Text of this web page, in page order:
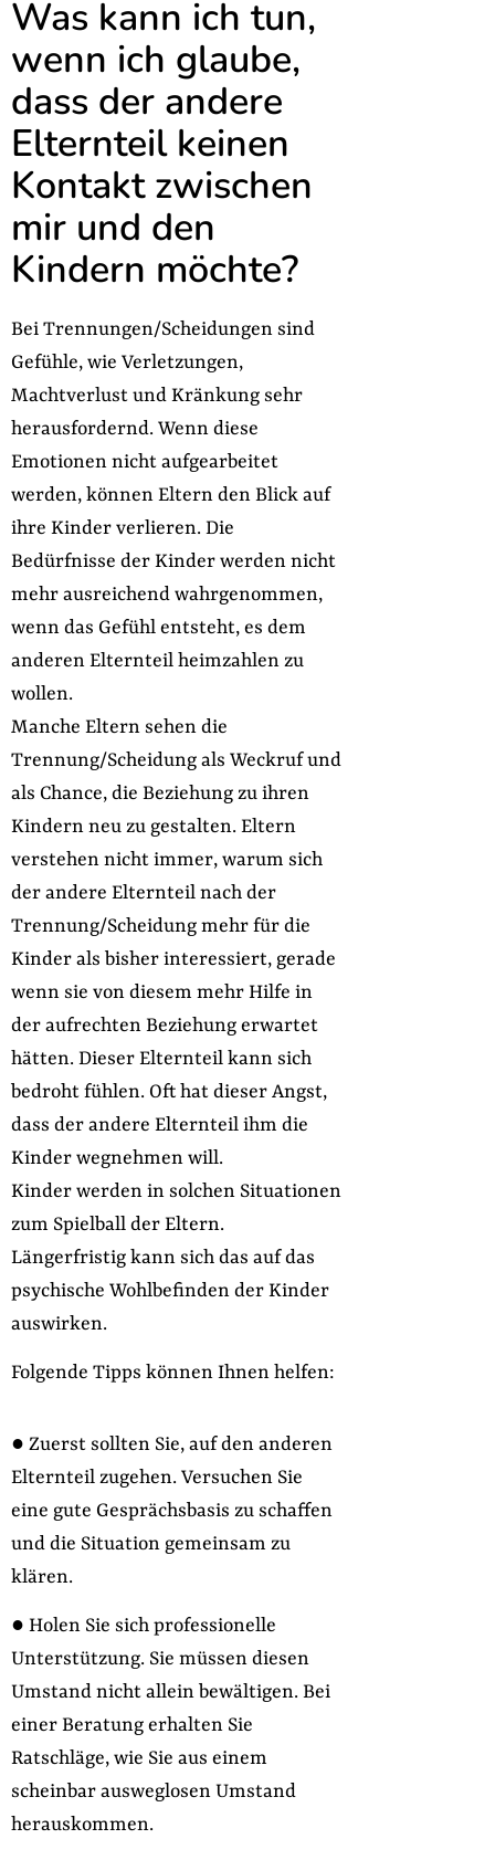
Was kann ich tun,
wenn ich glaube,
dass der andere
Elternteil keinen
Kontakt zwischen
mir und den
Kindern möchte?
Bei Trennungen/Scheidungen sind
Gefühle, wie Verletzungen,
Machtverlust und Kränkung sehr
herausfordernd. Wenn diese
Emotionen nicht aufgearbeitet
werden, können Eltern den Blick auf
ihre Kinder verlieren. Die
Bedürfnisse der Kinder werden nicht
mehr ausreichend wahrgenommen,
wenn das Gefühl entsteht, es dem
anderen Elternteil heimzahlen zu
wollen.
Manche Eltern sehen die
Trennung/Scheidung als Weckruf und
als Chance, die Beziehung zu ihren
Kindern neu zu gestalten. Eltern
verstehen nicht immer, warum sich
der andere Elternteil nach der
Trennung/Scheidung mehr für die
Kinder als bisher interessiert, gerade
wenn sie von diesem mehr Hilfe in
der aufrechten Beziehung erwartet
hätten. Dieser Elternteil kann sich
bedroht fühlen. Oft hat dieser Angst,
dass der andere Elternteil ihm die
Kinder wegnehmen will.
Kinder werden in solchen Situationen
zum Spielball der Eltern.
Längerfristig kann sich das auf das
psychische Wohlbefinden der Kinder
auswirken.
Folgende Tipps können Ihnen helfen:
● Zuerst sollten Sie, auf den anderen
Elternteil zugehen. Versuchen Sie
eine gute Gesprächsbasis zu schaffen
und die Situation gemeinsam zu
klären.
● Holen Sie sich professionelle
Unterstützung. Sie müssen diesen
Umstand nicht allein bewältigen. Bei
einer Beratung erhalten Sie
Ratschläge, wie Sie aus einem
scheinbar ausweglosen Umstand
herauskommen.